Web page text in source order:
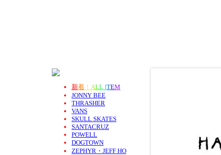
新着 ！ ALL ITEM
JONNY BEE
THRASHER
VANS
SKULL SKATES
SANTACRUZ
POWELL
DOGTOWN
ZEPHYR・JEFF HO